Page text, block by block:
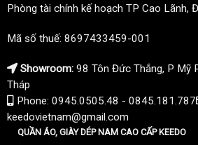
Phòng tài chính kế hoạch TP Cao Lãnh,
Mã số thuế: 8697433459-001
Showroom: 98 Tôn Đức Thắng, P Mỹ
Tháp
Phone: 0945.0505.48 - 0845.181.787
keedovietnam@gmail.com
QUẦN ÁO, GIÀY DÉP NAM CAO CẤP KEEDO